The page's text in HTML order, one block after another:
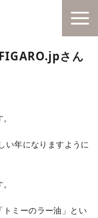
さん
い年になりますように
ミーのラー油」とい